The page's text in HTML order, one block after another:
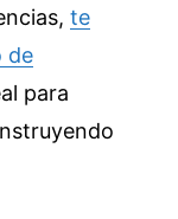
te
de
para